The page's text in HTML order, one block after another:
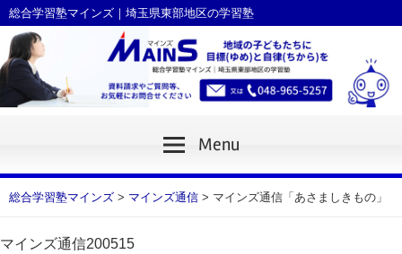
Skip
to
content
総合学習塾マインズ｜埼玉県東部地区の学習塾
Menu
総合学習塾マインズ > マインズ通信 > マインズ通信「あさましきもの」
マインズ通信200515